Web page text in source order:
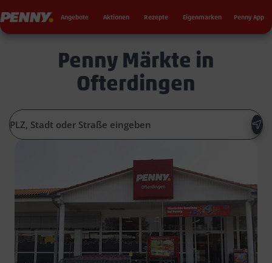
Penny Angebote Aktionen Rezepte Eigenmarken Penny App
Penny Märkte in
Ofterdingen